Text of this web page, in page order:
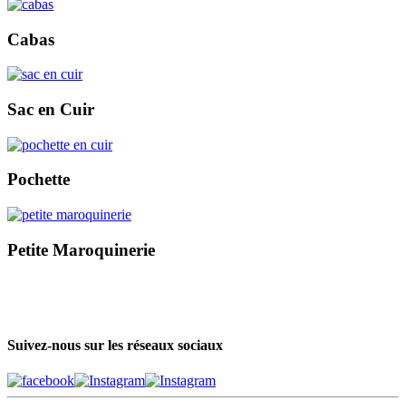
Cabas
Sac en Cuir
Pochette
Petite Maroquinerie
Suivez-nous sur les réseaux sociaux